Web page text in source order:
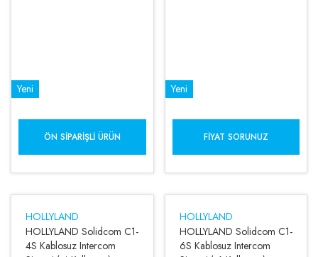
Yeni
ÖN SIPARIŞLI ÜRÜN
Yeni
FIYAT SORUNUZ
HOLLYLAND
HOLLYLAND Solidcom C1-
4S Kablosuz Intercom
HOLLYLAND
HOLLYLAND Solidcom C1-
6S Kablosuz Intercom